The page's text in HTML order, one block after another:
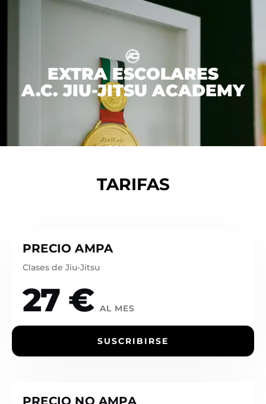
EXTRA ESCOLARES
A.C. JIU-JITSU ACADEMY
TARIFAS
PRECIO AMPA
Clases de Jiu-Jitsu
27 € AL MES
SUSCRIBIRSE
PRECIO NO AMPA